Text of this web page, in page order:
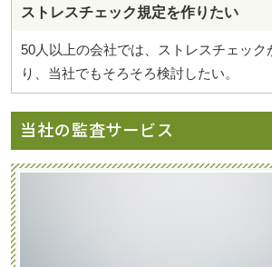
ストレスチェック規定を作りたい
50人以上の会社では、ストレスチェック
り、当社でもそろそろ検討したい。
当社の監査サービス